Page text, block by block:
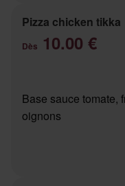
Pizza chicken tikka
Dès 10.00 €
Base sauce tomate,
oignons